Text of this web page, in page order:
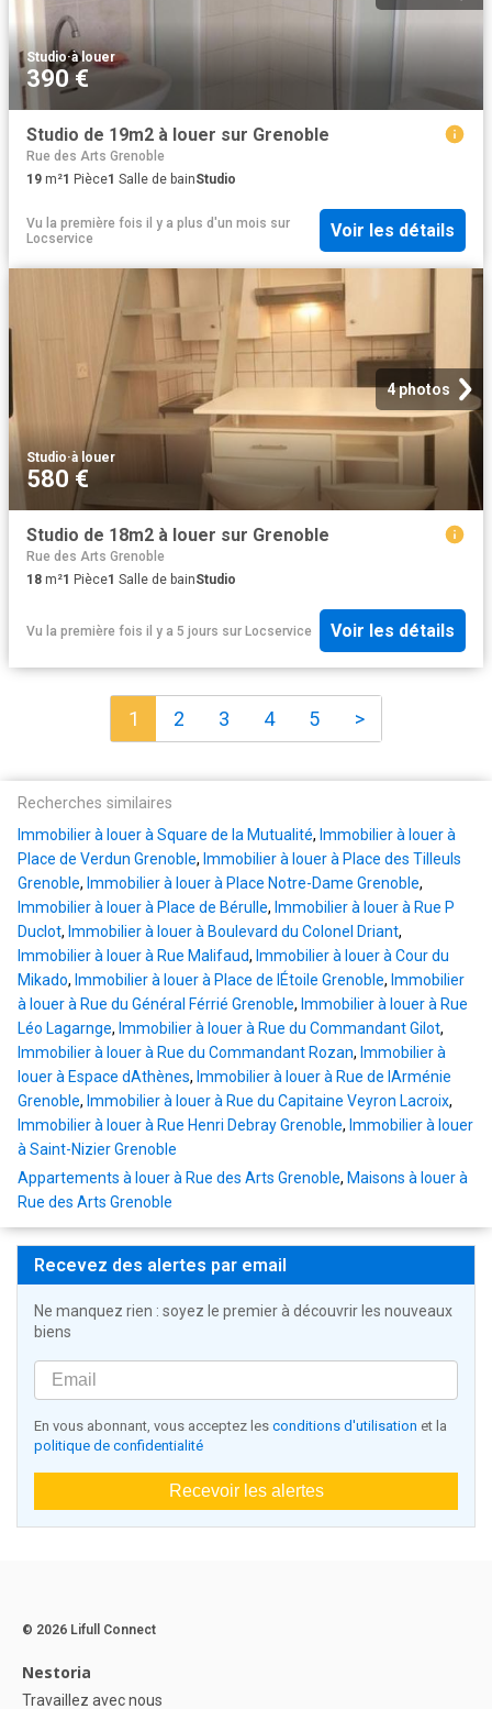
Studio·à louer
390 €
Studio de 19m2 à louer sur Grenoble
Rue des Arts Grenoble
19 m²1 Pièce1 Salle de bainStudio
Vu la première fois il y a plus d'un mois sur
Locservice
Voir les détails
4 photos
Studio·à louer
580 €
Studio de 18m2 à louer sur Grenoble
Rue des Arts Grenoble
18 m²1 Pièce1 Salle de bainStudio
Vu la première fois il y a 5 jours sur Locservice Voir les détails
1 2 3 4 5 >
Recherches similaires
Immobilier à louer à Square de la Mutualité, Immobilier à louer à
Place de Verdun Grenoble, Immobilier à louer à Place des Tilleuls
Grenoble, Immobilier à louer à Place Notre-Dame Grenoble,
Immobilier à louer à Place de Bérulle, Immobilier à louer à Rue P
Duclot, Immobilier à louer à Boulevard du Colonel Driant,
Immobilier à louer à Rue Malifaud, Immobilier à louer à Cour du
Mikado, Immobilier à louer à Place de lÉtoile Grenoble, Immobilier
à louer à Rue du Général Férrié Grenoble, Immobilier à louer à Rue
Léo Lagarnge, Immobilier à louer à Rue du Commandant Gilot,
Immobilier à louer à Rue du Commandant Rozan, Immobilier à
louer à Espace dAthènes, Immobilier à louer à Rue de lArménie
Grenoble, Immobilier à louer à Rue du Capitaine Veyron Lacroix,
Immobilier à louer à Rue Henri Debray Grenoble, Immobilier à louer
à Saint-Nizier Grenoble
Appartements à louer à Rue des Arts Grenoble, Maisons à louer à
Rue des Arts Grenoble
Recevez des alertes par email
Ne manquez rien : soyez le premier à découvrir les nouveaux
biens
En vous abonnant, vous acceptez les conditions d'utilisation et la
politique de confidentialité
Recevoir les alertes
© 2026 Lifull Connect
Nestoria
Travaillez avec nous